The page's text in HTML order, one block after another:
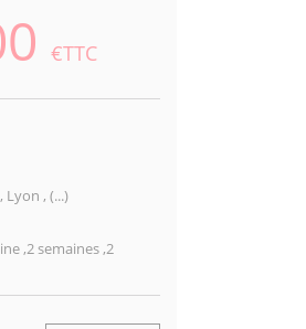
€TTC
Lyon , (...)
,2 semaines ,2